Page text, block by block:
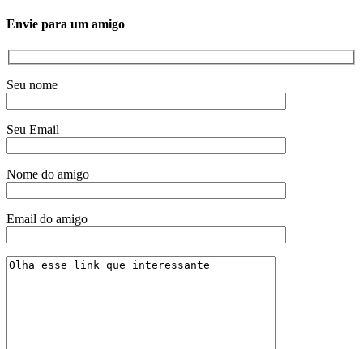
Envie para um amigo
Seu nome
Seu Email
Nome do amigo
Email do amigo